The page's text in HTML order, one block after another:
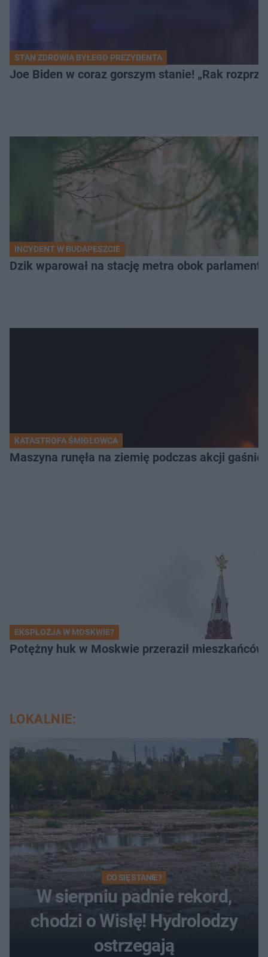
STAN ZDROWIA BYŁEGO PREZYDENTA
Joe Biden w coraz gorszym stanie! „Rak
INCYDENT W BUDAPESZCIE
Dzik wparował na stację metra obok
KATASTROFA ŚMIGŁOWCA
Maszyna runęła na ziemię podczas akcji
EKSPLOZJA W MOSKWIE?
Potężny huk w Moskwie przeraził
LOKALNIE:
CO SIĘ STANIE?
W sierpniu padnie rekord,
chodzi o Wisłę! Hydrolodzy
ostrzegają